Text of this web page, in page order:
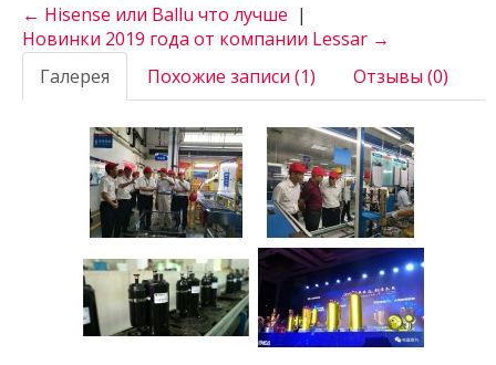
← Hisense или Ballu что лучше |
Новинки 2019 года от компании Lessar →
Галерея
Похожие записи (1) Отзывы (0)